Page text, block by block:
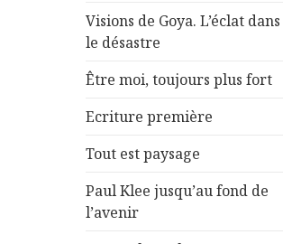
Visions de Goya. L’éclat dans
le désastre
Être moi, toujours plus fort
Ecriture première
Tout est paysage
Paul Klee jusqu’au fond de
l’avenir